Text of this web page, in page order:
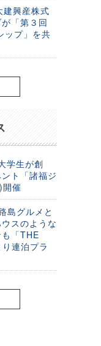
興産株式
「第３回
ップ」を共
学生が創
ト「諸福ジ
催
島グルメと
スのような
「THE
連泊プラ